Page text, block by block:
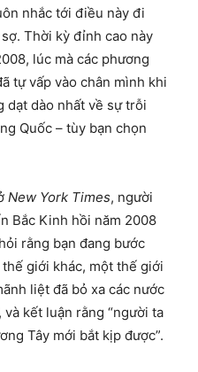
nhắc tới điều này đi
Thời kỳ đỉnh cao này
lúc mà các phương
tự vấp vào chân mình khi
dạt dào nhất về sự trỗi
Quốc – tùy bạn chọn
New York Times, người
Bắc Kinh hồi năm 2008
rằng bạn đang bước
giới khác, một thế giới
liệt đã bỏ xa các nước
kết luận rằng “người ta
Tây mới bắt kịp được”.